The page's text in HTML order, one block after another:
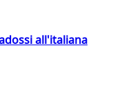
all'italiana